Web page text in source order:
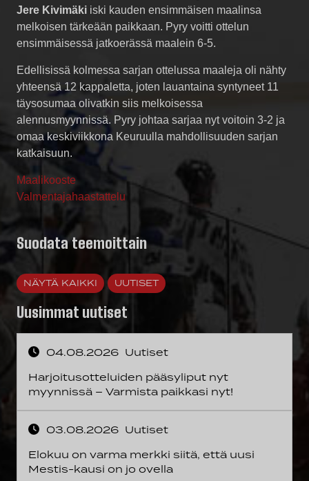
Jere Kivimäki iski kauden ensimmäisen maalinsa
melkoisen tärkeään paikkaan. Pyry voitti ottelun
ensimmäisessä jatkoerässä maalein 6-5.
Edellisissä kolmessa sarjan ottelussa maaleja oli nähty
yhteensä 12 kappaletta, joten lauantaina syntyneet 11
täysosumaa olivatkin siis melkoisessa
alennusmyynnissä. Pyry johtaa sarjaa nyt voitoin 3-2 ja
omaa keskiviikkona Keuruulla mahdollisuuden sarjan
katkaisuun.
Maalikooste
Valmentajahaastattelu
Suodata teemoittain
NÄYTÄ KAIKKI UUTISET
Uusimmat uutiset
04.08.2026 Uutiset
Harjoitusotteluiden pääsyliput nyt
myynnissä – Varmista paikkasi nyt!
03.08.2026 Uutiset
Elokuu on varma merkki siitä, että uusi
Mestis-kausi on jo ovella